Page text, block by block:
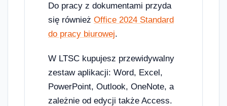
Do pracy z dokumentami przyda
się również Office 2024 Standard
do pracy biurowej.
W LTSC kupujesz przewidywalny
zestaw aplikacji: Word, Excel,
PowerPoint, Outlook, OneNote, a
zależnie od edycji także Access.